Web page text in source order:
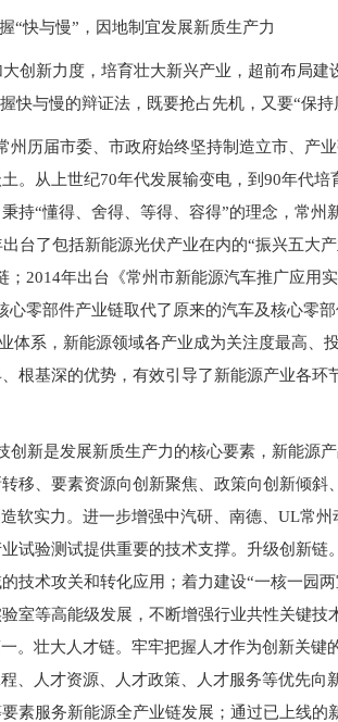
“快与慢”，因地制宜发展新质生产力
新力度，培育壮大新兴产业，超前布局建
快与慢的辩证法，既要抢占先机，又要“保持
历届市委、市政府始终坚持制造立市、产
。从上世纪70年代发展输变电，到90年代
持“懂得、舍得、等得、容得”的理念，常州
台了包括新能源光伏产业在内的“振兴五大
2014年出台《常州市新能源汽车推广应用
零部件产业链取代了原来的汽车及核心零
体系，新能源领域各产业成为关注度最高、
根基深的优势，有效引导了新能源产业各环
新是发展新质生产力的核心要素，新能源
移、要素资源向创新聚焦、政策向创新倾斜
软实力。进一步增强中汽研、南德、UL常
试验测试提供重要的技术支撑。升级创新链
技术攻关和转化应用；着力建设“一核一园
室等高能级发展，不断增强行业共性关键技
。壮大人才链。牢牢把握人才作为创新关键
、人才资源、人才政策、人才服务等优先向
素服务新能源全产业链发展；通过已上线的